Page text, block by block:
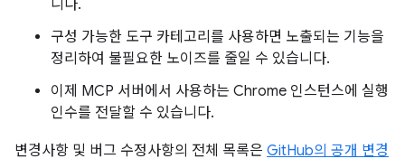
니다.
구성 가능한 도구 카테고리를 사용하면 노출되는 기능을
정리하여 불필요한 노이즈를 줄일 수 있습니다.
이제 MCP 서버에서 사용하는 Chrome 인스턴스에 실행
인수를 전달할 수 있습니다.
변경사항 및 버그 수정사항의 전체 목록은 GitHub의 공개 변경